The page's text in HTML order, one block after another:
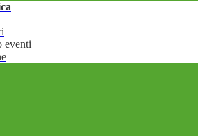
eventi